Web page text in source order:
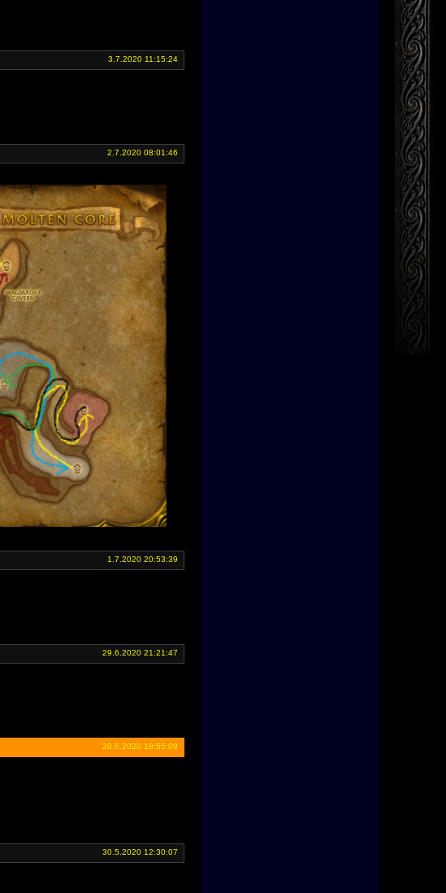
3.7.2020 11:15:24
2.7.2020 08:01:46
1.7.2020 20:53:39
29.6.2020 21:21:47
20.6.2020 18:55:09
30.5.2020 12:30:07